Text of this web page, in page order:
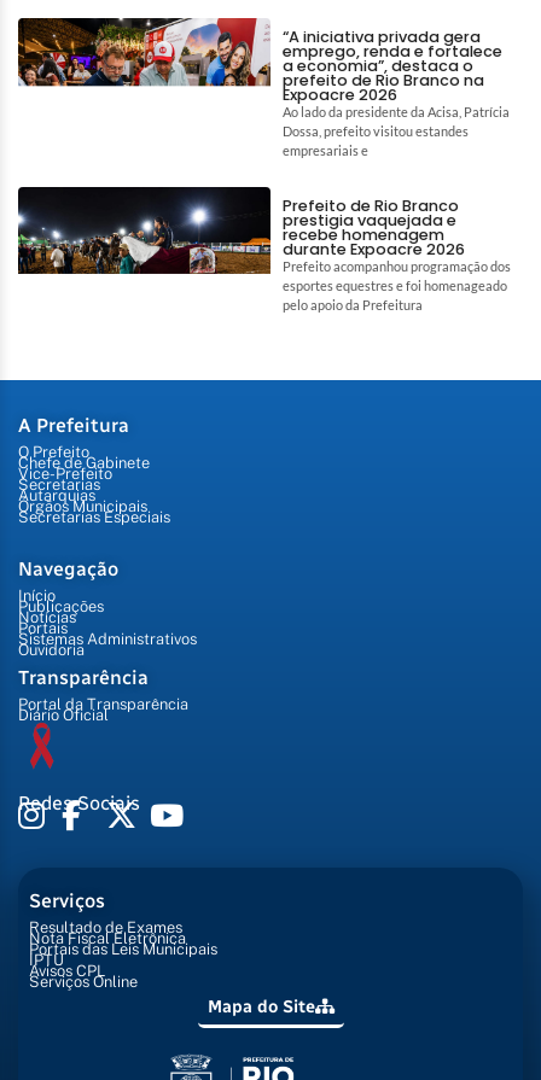
“A iniciativa privada gera
emprego, renda e fortalece
a economia”, destaca o
prefeito de Rio Branco na
Expoacre 2026
Ao lado da presidente da Acisa, Patrícia
Dossa, prefeito visitou estandes
empresariais e
Prefeito de Rio Branco
prestigia vaquejada e
recebe homenagem
durante Expoacre 2026
Prefeito acompanhou programação dos
esportes equestres e foi homenageado
pelo apoio da Prefeitura
A Prefeitura
O Prefeito
Chefe de Gabinete
Vice-Prefeito
Secretarias
Autarquias
Órgãos Municipais
Secretarias Especiais
Navegação
Início
Publicações
Notícias
Portais
Sistemas Administrativos
Ouvidoria
Transparência
Portal da Transparência
Diário Oficial
Redes Sociais
Serviços
Resultado de Exames
Nota Fiscal Eletrônica
Portais das Leis Municipais
IPTU
Avisos CPL
Serviços Online
Mapa do Site